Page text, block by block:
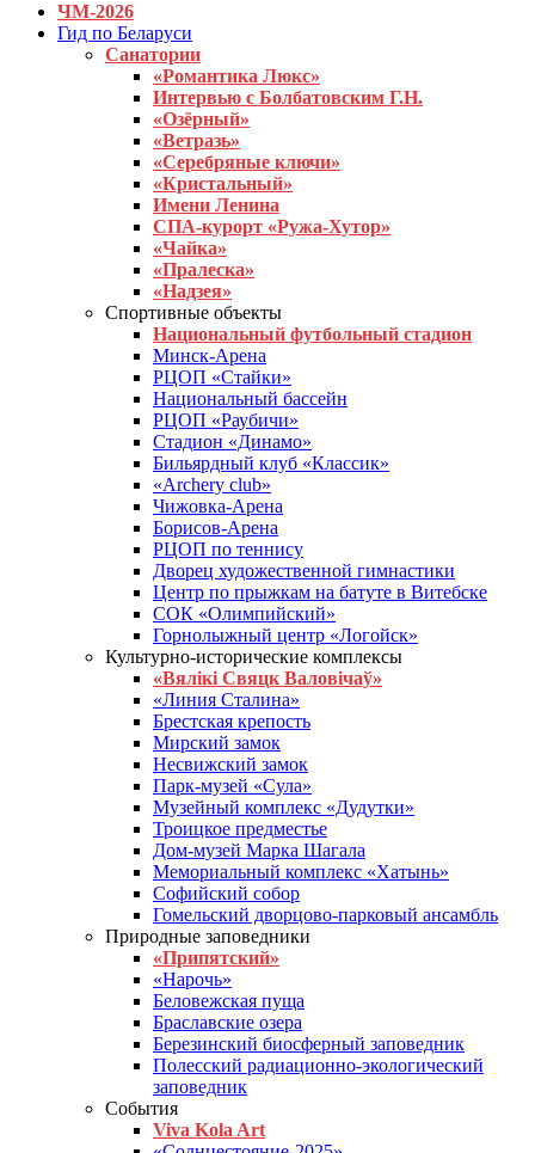
ЧМ-2026
Гид по Беларуси
Санатории
«Романтика Люкс»
Интервью с Болбатовским Г.Н.
«Озёрный»
«Ветразь»
«Серебряные ключи»
«Кристальный»
Имени Ленина
СПА-курорт «Ружа-Хутор»
«Чайка»
«Пралеска»
«Надзея»
Спортивные объекты
Национальный футбольный стадион
Минск-Арена
РЦОП «Стайки»
Национальный бассейн
РЦОП «Раубичи»
Стадион «Динамо»
Бильярдный клуб «Классик»
«Archery club»
Чижовка-Арена
Борисов-Арена
РЦОП по теннису
Дворец художественной гимнастики
Центр по прыжкам на батуте в Витебске
СОК «Олимпийский»
Горнолыжный центр «Логойск»
Культурно-исторические комплексы
«Вялікі Свяцк Валовічаў»
«Линия Сталина»
Брестская крепость
Мирский замок
Несвижский замок
Парк-музей «Сула»
Музейный комплекс «Дудутки»
Троицкое предместье
Дом-музей Марка Шагала
Мемориальный комплекс «Хатынь»
Софийский собор
Гомельский дворцово-парковый ансамбль
Природные заповедники
«Припятский»
«Нарочь»
Беловежская пуща
Браславские озера
Березинский биосферный заповедник
Полесский радиационно-экологический
заповедник
События
Viva Kola Art